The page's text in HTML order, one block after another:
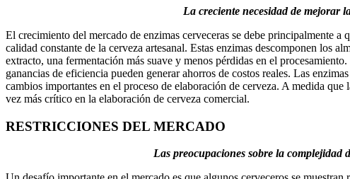
La creciente necesidad de mejorar
El crecimiento del mercado de enzimas cerveceras se debe principalmente
calidad constante de la cerveza artesanal. Estas enzimas descomponen los
extracto, una fermentación más suave y menos pérdidas en el
ganancias de eficiencia pueden generar ahorros de costos reales. Las
cambios importantes en el proceso de elaboración de cerveza. A medida
vez más crítico en la elaboración de cerveza comercial.
RESTRICCIONES DEL MERCADO
Las preocupaciones sobre la complejidad